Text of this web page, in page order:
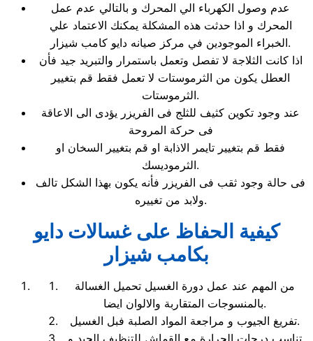
عدم وصول الكهرباء الي المحرك و بالتالي عدم عمل
المحرك و اذا حدثت هذه المشكلة يمكنك الاعتماد علي
الخبراء الموجودين في مركز صيانه دايو كامب شيزار.
اذا كانت الثلاجة لا تفصل وتعمل باستمرار والتبريد جيد فأن
العطل يكون من الثرموستات لا تعمل فقط قم بتغيير
الثرموستات.
عند وجود تكوين كثيف للثلج فى الفريزر يؤدى الى الاعاقة
فى حركة المروحة
فقط قم بتغيير تايمر الاذابة او قم بتغيير السخان او
الثرموديسك.
فى حالة وجود ثقب فى الفريزر فأنه يكون بهذا الشكل تالف
ولابد من تغييره.
كيفية الحفاظ على غسالات دايو
بكامب شيزار
من المهم عند عمل دورة الغسيل تحميل الغسالة
بالمنسوجات المتقاربة والالوان ايضا.
تفريغ الجيوب و مراجعة المواد الصلبة فبل الغسيل.